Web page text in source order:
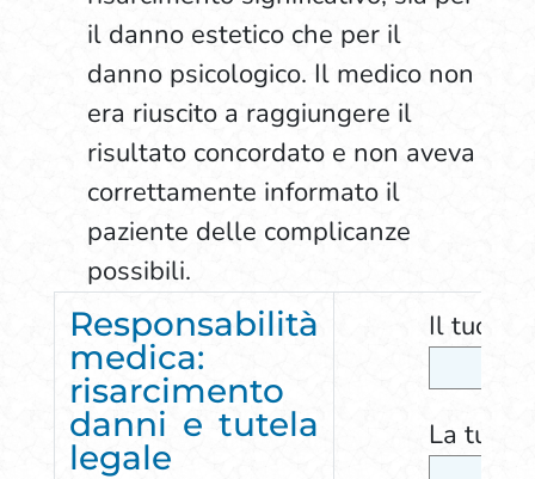
il danno estetico che per il
danno psicologico. Il medico non
era riuscito a raggiungere il
risultato concordato e non aveva
correttamente informato il
paziente delle complicanze
possibili.
Responsabilità
medica:
risarcimento
danni e tutela
legale
Il tuo
La tua